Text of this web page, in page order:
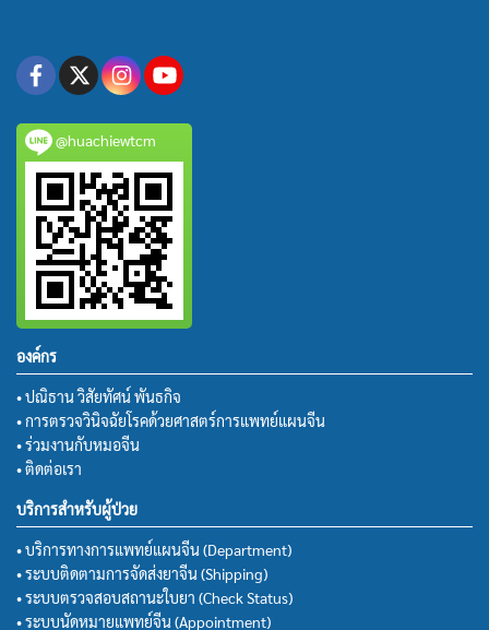
@huachiewtcm
องค์กร
• ปณิธาน วิสัยทัศน์ พันธกิจ
• การตรวจวินิจฉัยโรคด้วยศาสตร์การแพทย์แผนจีน
• ร่วมงานกับหมอจีน
• ติดต่อเรา
บริการสำหรับผู้ป่วย
• บริการทางการแพทย์แผนจีน (Department)
• ระบบติดตามการจัดส่งยาจีน (Shipping)
• ระบบตรวจสอบสถานะใบยา (Check Status)
• ระบบนัดหมายแพทย์จีน (Appointment)